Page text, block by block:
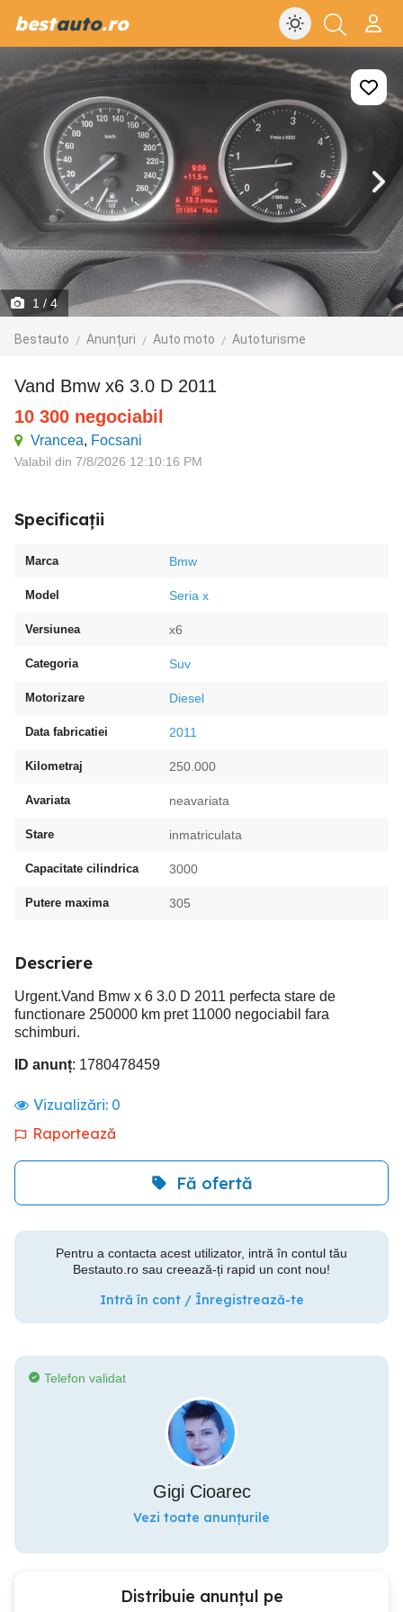
bestauto.ro
1 / 4
Bestauto Anunțuri Auto moto Autoturisme
Vand Bmw x6 3.0 D 2011
10 300 negociabil
Vrancea, Focsani
Valabil din 7/8/2026 12:10:16 PM
Specificații
Marca Bmw
Model Seria x
Versiunea x6
Categoria Suv
Motorizare Diesel
Data fabricatiei 2011
Kilometraj 250.000
Avariata neavariata
Stare inmatriculata
Capacitate cilindrica 3000
Putere maxima 305
Descriere
Urgent.Vand Bmw x 6 3.0 D 2011 perfecta stare de
functionare 250000 km pret 11000 negociabil fara
schimburi.
ID anunț: 1780478459
Vizualizări: 0
Raportează
Fă ofertă
Pentru a contacta acest utilizator, intră în contul tău
Bestauto.ro sau creează-ți rapid un cont nou!
Intră în cont / Înregistrează-te
Telefon validat
Gigi Cioarec
Vezi toate anunțurile
Distribuie anunțul pe